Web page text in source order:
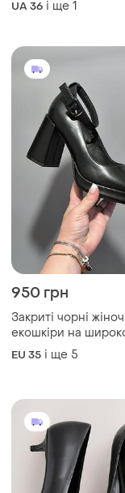
UA 36 і ще 1
950 грн
Закриті чорні
екошкіри на
підборі з ремінцем
EU 35 і ще 5